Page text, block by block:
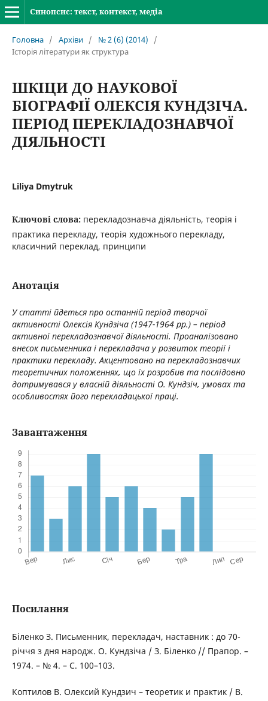
Синопсис: текст, контекст, медіа
Головна / Архіви / № 2 (6) (2014)
/
Історія літератури як структура
ШКІЦИ ДО НАУКОВОЇ
БІОГРАФІЇ ОЛЕКСІЯ КУНДЗІЧА.
ПЕРІОД ПЕРЕКЛАДОЗНАВЧОЇ
ДІЯЛЬНОСТІ
Liliya Dmytruk
Ключові слова: перекладознавча діяльність, теорія і
практика перекладу, теорія художнього перекладу,
класичний переклад, принципи
Анотація
У статті йдеться про останній період творчої
активності Олексія Кундзіча (1947-1964 рр.) – період
активної перекладознавчої діяльності. Проаналізовано
внесок письменника і перекладача у розвиток теорії і
практики перекладу. Акцентовано на перекладознавчих
теоретичних положеннях, що їх розробив та послідовно
дотримувався у власній діяльності О. Кундзіч, умовах та
особливостях його пeрекладацької праці.
Завантаження
Посилання
Біленко З. Письменник, перекладач, наставник : до 70-
річчя з дня народж. О. Кундзіча / З. Біленко // Прапор. –
1974. – № 4. – С. 100–103.
Коптилов В. Олексий Кундзич – теоретик и практик / В.